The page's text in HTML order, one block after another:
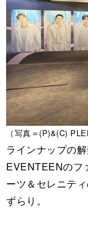
（写真＝(P)&(C)
ラインナップの
EVENTEENのフ
ーツ＆セレニテ
ずらり。